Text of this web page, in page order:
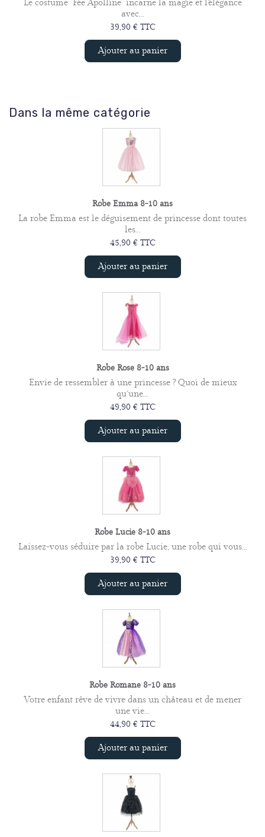
Le costume Fée Apolline incarne la magie et l’élégance
avec...
39,90 € TTC
Ajouter au panier
Dans la même catégorie
Robe Emma 8-10 ans
La robe Emma est le déguisement de princesse dont toutes
les...
45,90 € TTC
Ajouter au panier
Robe Rose 8-10 ans
Envie de ressembler à une princesse ? Quoi de mieux
qu’une...
49,90 € TTC
Ajouter au panier
Robe Lucie 8-10 ans
Laissez-vous séduire par la robe Lucie, une robe qui vous...
39,90 € TTC
Ajouter au panier
Robe Romane 8-10 ans
Votre enfant rêve de vivre dans un château et de mener
une vie...
44,90 € TTC
Ajouter au panier